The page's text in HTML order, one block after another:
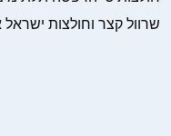
שרוול קצר וחולצות